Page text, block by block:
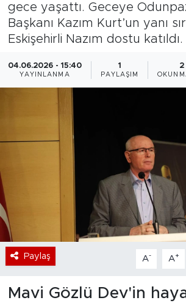
gece yaşattı. Geceye
Başkanı Kazım Kurt’un yanı
Eskişehirli Nazım dostu katıldı.
04.06.2026 - 15:40
YAYINLANMA
1
PAYLAŞIM
2
Paylaş A- A+
Mavi Gözlü Dev'in
Teknoloji
Dünya
Sektör